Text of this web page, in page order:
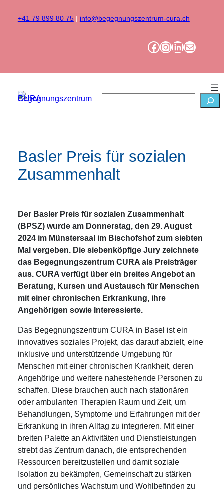
Inhalt+41 79 899 80 75| info@begegnungszentrum-cura.ch
Facebook InstagramLinkedIn Mail
Basler Preis für sozialen
Zusammenhalt
Der Basler Preis für sozialen Zusammenhalt
(BPSZ) wurde am Donnerstag, den 29. August
2024 im Münstersaal im Bischofshof zum siebten
Mal vergeben. Die siebenköpfige Jury zeichnete
das Begegnungszentrum CURA als Preisträger
aus. CURA verfügt über ein breites Angebot an
Beratung, Kursen und Austausch für Menschen
mit einer chronischen Erkrankung, ihre
Angehörigen sowie Interessierte.
Das Begegnungszentrum CURA in Basel ist ein
innovatives soziales Projekt, das darauf abzielt, eine
inklusive und unterstützende Umgebung für
Menschen mit einer chronischen Krankheit, deren
Angehörige und weitere nahestehende Personen zu
schaffen. Diese brauchen auch nach stationären
oder ambulanten Therapien Raum und Zeit, um
Behandlungen, Symptome und Erfahrungen mit der
Erkrankung in ihren Alltag zu integrieren. Mit einer
breiten Palette an Aktivitäten und Dienstleistungen
strebt das Zentrum danach, die entsprechenden
Ressourcen bereitzustellen und damit soziale
Isolation zu bekämpfen, Gemeinschaft zu stärken
und persönliches Wachstum und Wohlbefinden zu